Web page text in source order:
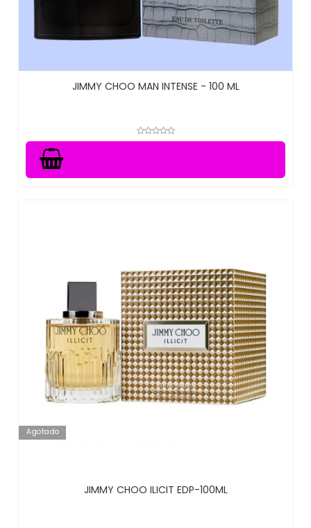
JIMMY CHOO MAN INTENSE - 100 ML
Agotado
JIMMY CHOO ILICIT EDP-100ML